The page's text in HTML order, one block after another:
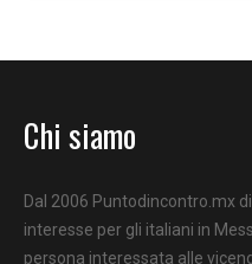
Chi siamo
Dal 2006 Puntodincontro.mx
interesse per gli italiani in
persona interessata alle